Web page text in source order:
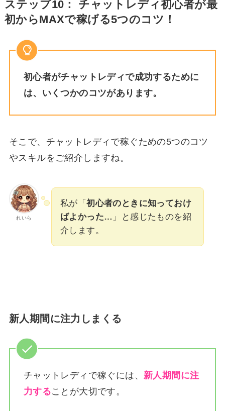
ステップ10： チャットレディ初心者が最
初からMAXで稼げる5つのコツ！
初心者がチャットレディで成功するために
は、いくつかのコツがあります。
そこで、チャットレディで稼ぐための5つのコツ
やスキルをご紹介しますね。
れいら
私が「初心者のときに知っておけ
ばよかった… 」と感じたものを紹
介します。
新人期間に注力しまくる
チャットレディで稼ぐには、新人期間に注
力することが大切です。